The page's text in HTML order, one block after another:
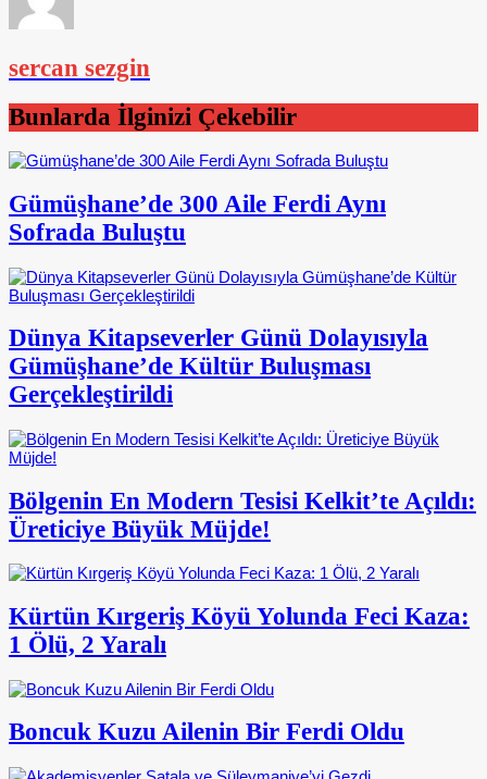
sercan sezgin
Bunlarda İlginizi Çekebilir
Gümüşhane’de 300 Aile Ferdi Aynı
Sofrada Buluştu
Dünya Kitapseverler Günü Dolayısıyla
Gümüşhane’de Kültür Buluşması
Gerçekleştirildi
Bölgenin En Modern Tesisi Kelkit’te Açıldı:
Üreticiye Büyük Müjde!
Kürtün Kırgeriş Köyü Yolunda Feci Kaza:
1 Ölü, 2 Yaralı
Boncuk Kuzu Ailenin Bir Ferdi Oldu